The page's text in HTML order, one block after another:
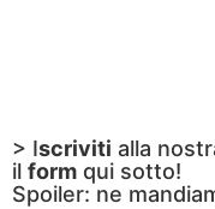
> Iscriviti alla
il form qui sotto!
Spoiler: ne